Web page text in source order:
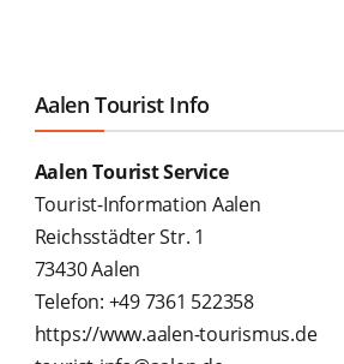
Aalen Tourist Info
Aalen Tourist Service
Tourist-Information Aalen
Reichsstädter Str. 1
73430 Aalen
Telefon: +49 7361 522358
https://www.aalen-tourismus.de